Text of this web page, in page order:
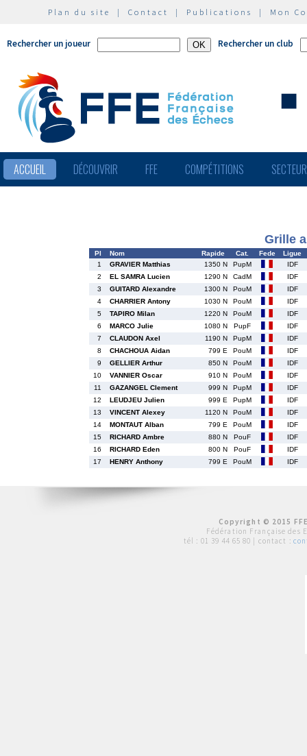
Plan du site | Contact | Publications | Mon
Rechercher un joueur Rechercher un club
ACCUEIL DÉCOUVRIR FFE COMPÉTITIONS
Grille
Pl Nom Rapide Cat. Fede
Ligue
1
GRAVIER Matthias 1350 N PupM
IDF
2
EL SAMRA Lucien 1290 N CadM
IDF
3
GUITARD Alexandre 1300 N PouM
IDF
4
CHARRIER Antony 1030 N PouM
IDF
5
TAPIRO Milan 1220 N PouM
IDF
6
MARCO Julie 1080 N PupF
IDF
7
CLAUDON Axel 1190 N PupM
IDF
8
CHACHOUA Aidan 799 E PouM
IDF
9
GELLIER Arthur 850 N PouM
IDF
10
VANNIER Oscar 910 N PouM
IDF
11
GAZANGEL Clement 999 N PupM
IDF
12
LEUDJEU Julien 999 E PupM
IDF
13
VINCENT Alexey 1120 N PouM
IDF
14
MONTAUT Alban 799 E PouM
IDF
15
RICHARD Ambre 880 N PouF
IDF
16
RICHARD Eden 800 N PouF
IDF
17
HENRY Anthony 799 E PouM IDF
Copyright © 2015
Fédération Française des
tél : 01 39 44 65 80 | contact :